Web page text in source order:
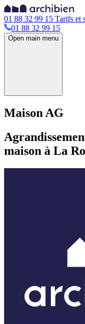
01 88 32 99 15 Tarifs et
01 88 32 99 15
Open main menu
Maison AG
maison à La